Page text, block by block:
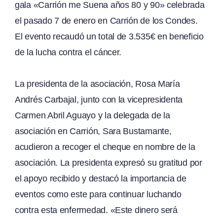
gala «Carrión me Suena años 80 y 90» celebrada
el pasado 7 de enero en Carrión de los Condes.
El evento recaudó un total de 3.535€ en beneficio
de la lucha contra el cáncer.
La presidenta de la asociación, Rosa María
Andrés Carbajal, junto con la vicepresidenta
Carmen Abril Aguayo y la delegada de la
asociación en Carrión, Sara Bustamante,
acudieron a recoger el cheque en nombre de la
asociación. La presidenta expresó su gratitud por
el apoyo recibido y destacó la importancia de
eventos como este para continuar luchando
contra esta enfermedad. «Este dinero será